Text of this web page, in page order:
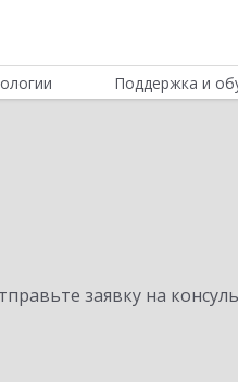
Поддержка и
заявку на